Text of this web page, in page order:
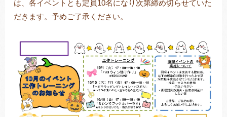
トレキング
は、各イベントとも定員10名になり次第締め切らせていた
だきます。予めご了承ください。